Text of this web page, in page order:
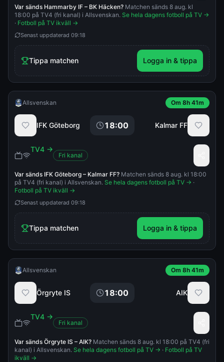
Var sänds Hammarby IF – BK Häcken? Matchen sänds 8 aug. kl
18:00 på TV4 (fri kanal) i Allsvenskan. Se hela dagens fotboll på TV →
· Fotboll på TV ikväll →
Senast uppdaterad 09:18
Tippa matchen Logga in & tippa
Allsvenskan Om 8h 41m
IFK Göteborg 18:00 Kalmar FF
TV4 →
Fri kanal
Var sänds IFK Göteborg – Kalmar FF? Matchen sänds 8 aug. kl 18:00
på TV4 (fri kanal) i Allsvenskan. Se hela dagens fotboll på TV → ·
Fotboll på TV ikväll →
Senast uppdaterad 09:18
Tippa matchen Logga in & tippa
Allsvenskan Om 8h 41m
Örgryte IS 18:00 AIK
TV4 →
Fri kanal
Var sänds Örgryte IS – AIK? Matchen sänds 8 aug. kl 18:00 på TV4 (fri
kanal) i Allsvenskan. Se hela dagens fotboll på TV → · Fotboll på TV
ikväll →